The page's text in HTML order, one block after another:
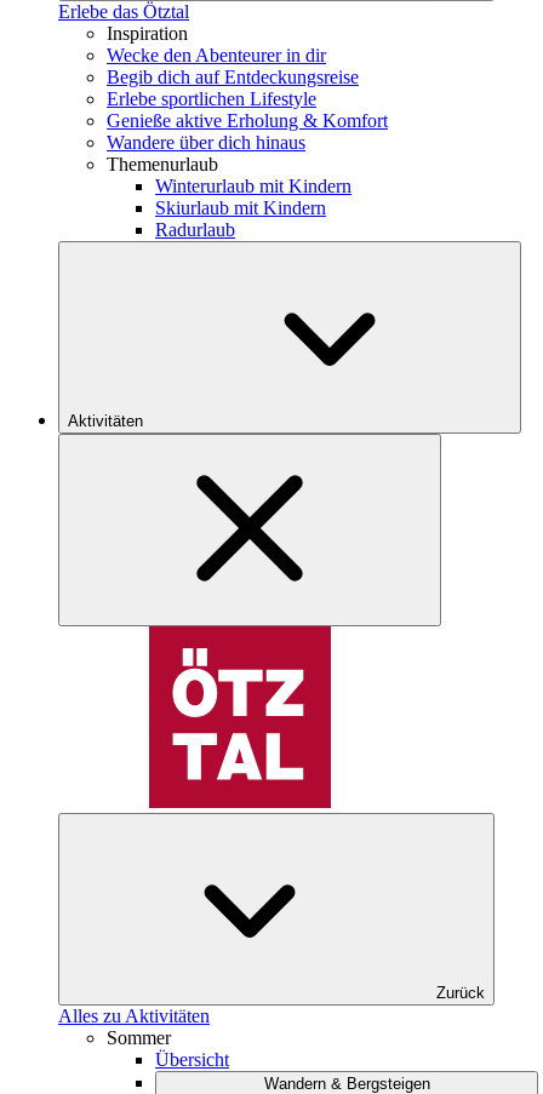
Erlebe das Ötztal
Inspiration
Wecke den Abenteurer in dir
Begib dich auf Entdeckungsreise
Erlebe sportlichen Lifestyle
Genieße aktive Erholung & Komfort
Wandere über dich hinaus
Themenurlaub
Winterurlaub mit Kindern
Skiurlaub mit Kindern
Radurlaub
Aktivitäten
Zurück
Alles zu Aktivitäten
Sommer
Übersicht
Wandern & Bergsteigen